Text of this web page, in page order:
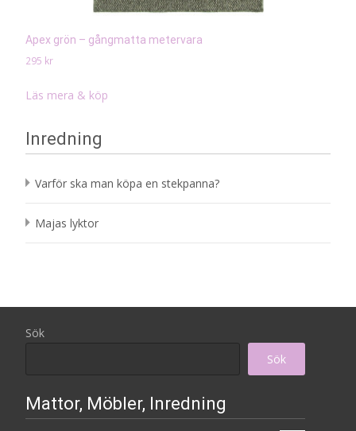
Apex grön – gångmatta metervara
295 kr
Läs mera & köp
Inredning
Varför ska man köpa en stekpanna?
Majas lyktor
Sök
Sök
Mattor, Möbler, Inredning